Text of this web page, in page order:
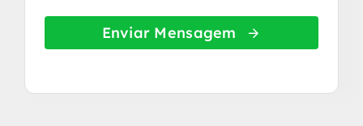
Enviar Mensagem